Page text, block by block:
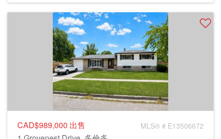
CAD$989,000 出售 MLS® # E13506672